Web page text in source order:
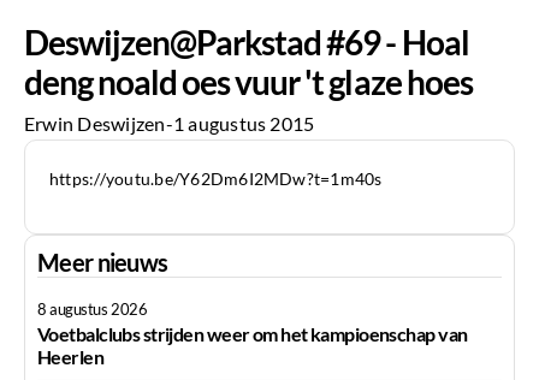
Deswijzen@Parkstad #69 - Hoal
deng noald oes vuur 't glaze hoes
Erwin Deswijzen-1 augustus 2015
https://youtu.be/Y62Dm6I2MDw?t=1m40s
Meer nieuws
8 augustus 2026
Voetbalclubs strijden weer om het kampioenschap van
Heerlen